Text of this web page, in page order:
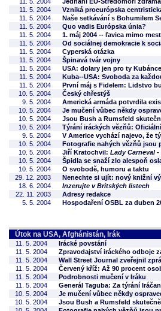
11. 5. 2004
Vzniká proeurópska
11. 5. 2004
Naše setkávání s Bohumilem
11. 5. 2004
Quo vadis Európska únia?
11. 5. 2004
1. máj 2004 -- ľavica mimo
11. 5. 2004
Od sociálnej demokracie k
11. 5. 2004
Cyperská otázka
11. 5. 2004
Špinavá tvár vojny
11. 5. 2004
USA: dolary jen pro ty
11. 5. 2004
Kuba--USA: Svoboda za
11. 5. 2004
První máj s Fidelem: Lidstvo
10. 5. 2004
Český chřestýš
9. 5. 2004
Americká armáda potvrdila
10. 5. 2004
Je mučení vůbec někdy
10. 5. 2004
Jsou Bush a Rumsfeld
10. 5. 2004
Týrání iráckých vězňů:
9. 5. 2004
V Americe vychází najevo, že
10. 5. 2004
Fotografie nahých vězňů jsou
10. 5. 2004
Jiří Kratochvil: Lady Carneval-
10. 5. 2004
Špidla se snaží zlo alespoň
10. 5. 2004
O svobodě, humoru a taktu
29. 12. 2003
Nenechte si ujít: nový knižní
18. 6. 2004
Inzerujte v Britských listech
22. 11. 2003
Adresy redakce
5. 5. 2004
Hospodaření OSBL za duben
Útok na USA, Afghánistán, Irák
11. 5. 2004 Irácké povstání
11. 5. 2004
Zpravodajství iráckého odboje
11. 5. 2004
Wall Street Journal zveřejnil
11. 5. 2004
Červený kříž: Až 90 procent
11. 5. 2004
Podrobnosti mučení v Iráku
11. 5. 2004
Generál Taguba: Za týrání
10. 5. 2004
Je mučení vůbec někdy
10. 5. 2004
Jsou Bush a Rumsfeld